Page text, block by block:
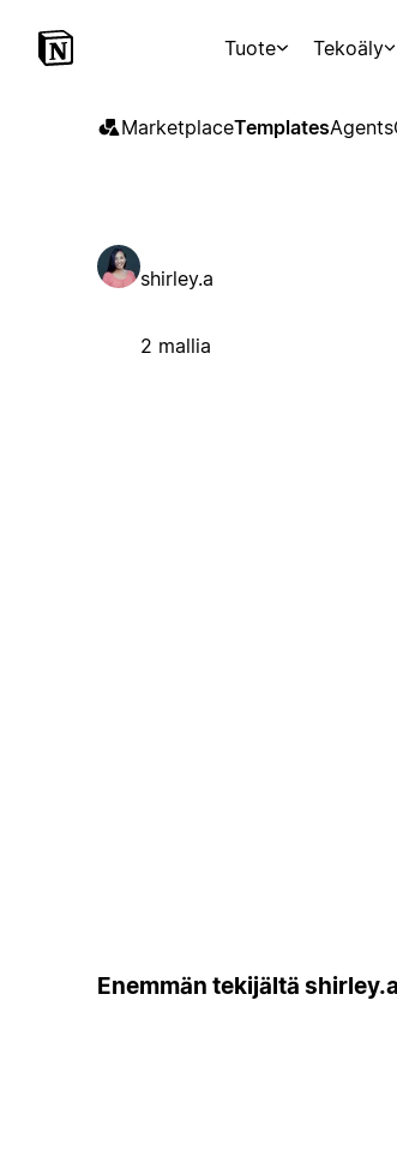
Tuote Tekoäly
MarketplaceTemplatesAgents
shirley.a
2 mallia
Enemmän tekijältä shirley.a